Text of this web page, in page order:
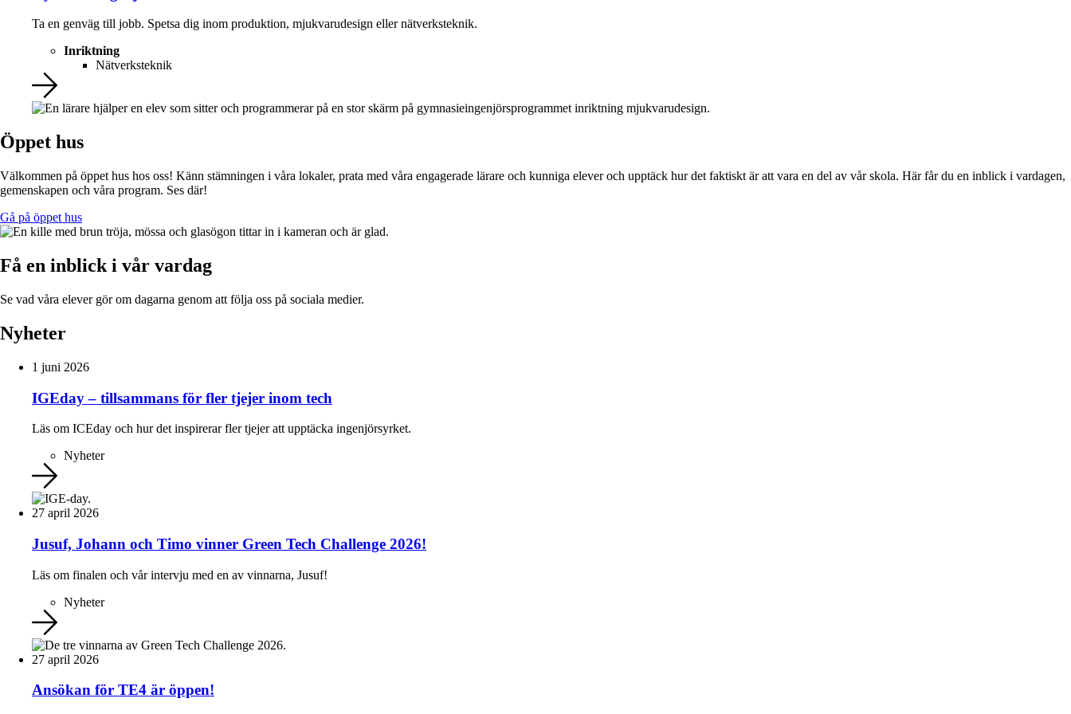
Ta en genväg till jobb. Spetsa dig inom produktion, mjukvarudesign eller nätverksteknik.
Inriktning
Nätverksteknik
Öppet hus
Välkommen på öppet hus hos oss! Känn stämningen i våra lokaler, prata med våra engagerade lärare och kunniga elever och upptäck hur det faktiskt är att vara en del av vår skola. Här får du en inblick i vardagen,
gemenskapen och våra program. Ses där!
Gå på öppet hus
Få en inblick i vår vardag
Se vad våra elever gör om dagarna genom att följa oss på sociala medier.
Nyheter
1 juni 2026
IGEday – tillsammans för fler tjejer inom tech
Läs om ICEday och hur det inspirerar fler tjejer att upptäcka ingenjörsyrket.
Nyheter
27 april 2026
Jusuf, Johann och Timo vinner Green Tech Challenge 2026!
Läs om finalen och vår intervju med en av vinnarna, Jusuf!
Nyheter
27 april 2026
Ansökan för TE4 är öppen!